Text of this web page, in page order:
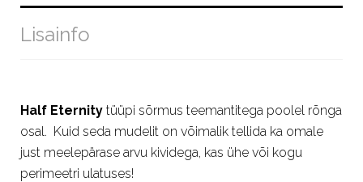
Lisainfo
Half Eternity tüüpi sõrmus teemantitega poolel rõnga
osal. Kuid seda mudelit on võimalik tellida ka omale
just meelepärase arvu kividega, kas ühe või kogu
perimeetri ulatuses!